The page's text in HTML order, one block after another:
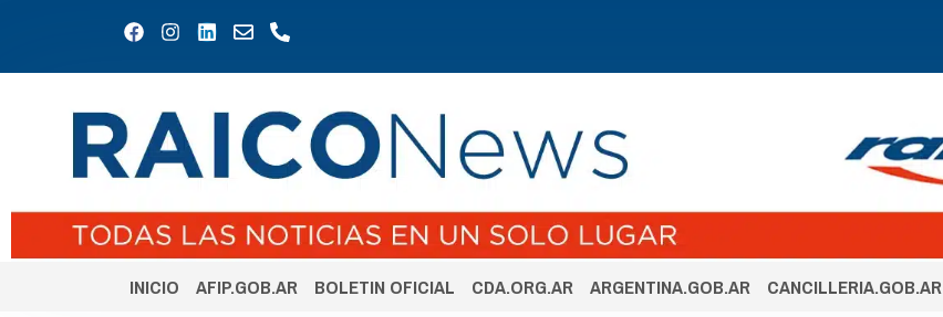
INICIO AFIP.GOB.AR BOLETIN OFICIAL CDA.ORG.AR ARGENTINA.GOB.AR CANCILLERIA.GOB.AR